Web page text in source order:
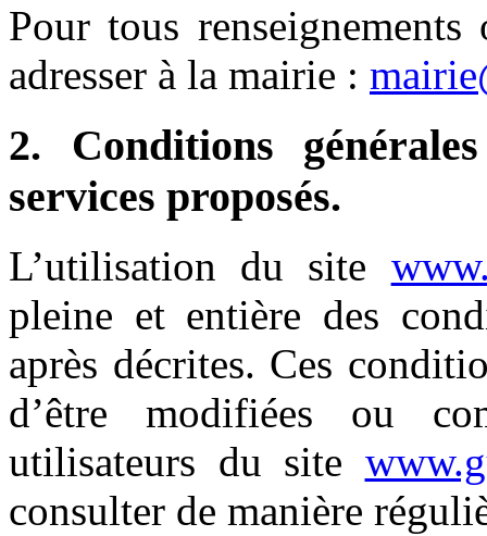
Pour tous
adresser à la mairie :
2. Conditions
services proposés.
L’utilisation du site
pleine et entière des
après décrites. Ces
d’être modifiées ou
utilisateurs du site
consulter de manière